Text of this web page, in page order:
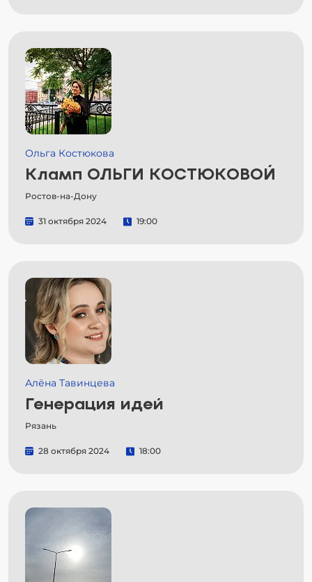
Ольга Костюкова
Кламп ОЛЬГИ КОСТЮКОВОЙ
Ростов-на-Дону
31 октября 2024 19:00
Алёна Тавинцева
Генерация идей
Рязань
28 октября 2024 18:00